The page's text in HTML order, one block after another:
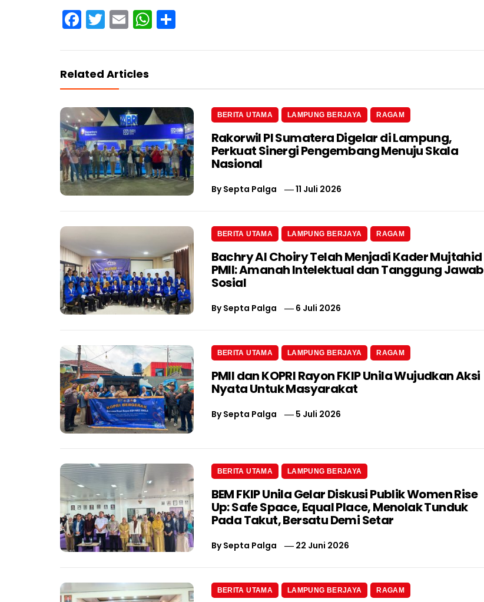
Facebook
Twitter
EmailWhatsApp
Related Articles
BERITA UTAMA LAMPUNG BERJAYA RAGAM
Rakorwil PI Sumatera Digelar di Lampung,
Perkuat Sinergi Pengembang Menuju Skala
Nasional
BySepta Palga 11 Juli 2026
BERITA UTAMA LAMPUNG BERJAYA RAGAM
Bachry Al Choiry Telah Menjadi Kader Mujtahid
PMII: Amanah Intelektual dan Tanggung Jawab
Sosial
BySepta Palga 6 Juli 2026
BERITA UTAMA LAMPUNG BERJAYA RAGAM
PMII dan KOPRI Rayon FKIP Unila Wujudkan Aksi
Nyata Untuk Masyarakat
BySepta Palga 5 Juli 2026
BERITA UTAMA LAMPUNG BERJAYA
BEM FKIP Unila Gelar Diskusi Publik Women Rise
Up: Safe Space, Equal Place, Menolak Tunduk
Pada Takut, Bersatu Demi Setar
BySepta Palga 22 Juni 2026
BERITA UTAMA LAMPUNG BERJAYA RAGAM